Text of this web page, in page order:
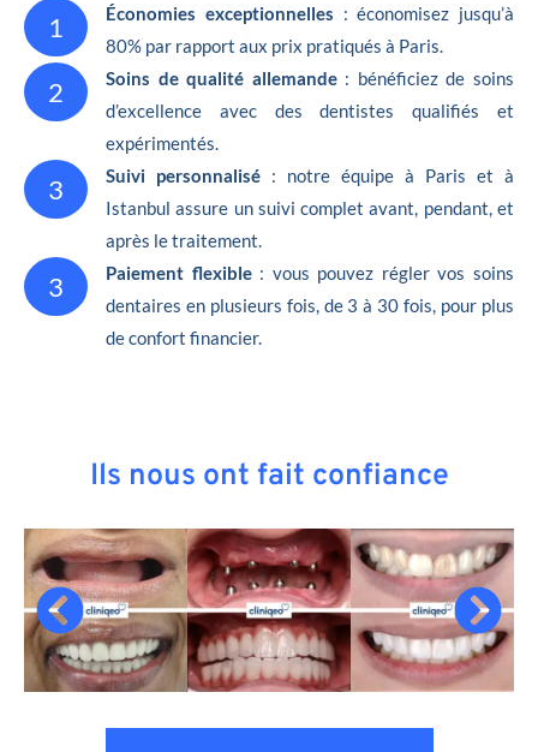
1 Économies exceptionnelles : économisez jusqu’à
80% par rapport aux prix pratiqués à Paris.
2 Soins de qualité allemande: bénéficiez de soins
d’excellence avec des dentistes qualifiés et
expérimentés.
3 Suivi personnalisé : notre équipe à Paris et à
Istanbul assure un suivi complet avant, pendant, et
après le traitement.
3 Paiement flexible: vous pouvez régler vos soins
dentaires en plusieurs fois, de 3 à 30 fois, pour plus
de confort financier.
Ils nous ont fait confiance